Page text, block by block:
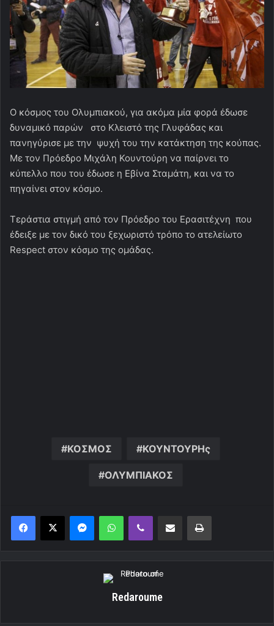
Ο κόσμος του Ολυμπιακού, για ακόμα μία φορά έδωσε
δυναμικό παρών στο Κλειστό της Γλυφάδας και
πανηγύρισε με την ψυχή του την κατάκτηση της κούπας.
Με τον Πρόεδρο Μιχάλη Κουντούρη να παίρνει το
κύπελλο που του έδωσε η Εβίνα Σταμάτη, και να το
πηγαίνει στον κόσμο.
Τεράστια στιγμή από τον Πρόεδρο του Ερασιτέχνη που
έδειξε με τον δικό του ξεχωριστό τρόπο το ατελείωτο
Respect στον κόσμο της ομάδας.
ΚΟΣΜΟΣ ΚΟΥΝΤΟΥΡΗς
ΟΛΥΜΠΙΑΚΟΣ
MessengerWhatsAppViber Κοινοποίηση μέσω ηλεκτρονικού ταχυδρομείουΕκτύπωση
Redaroume